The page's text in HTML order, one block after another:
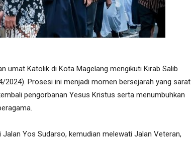
umat Katolik di Kota Magelang mengikuti Kirab Salib
2024). Prosesi ini menjadi momen bersejarah yang sarat
pengorbanan Yesus Kristus serta menumbuhkan
Yos Sudarso, kemudian melewati Jalan Veteran,